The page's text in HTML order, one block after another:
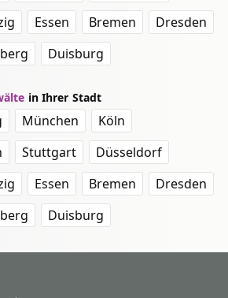
Essen Bremen
Dresden
Duisburg
in Ihrer Stadt
München
Köln
Stuttgart
Düsseldorf
Essen Bremen
Dresden
Duisburg